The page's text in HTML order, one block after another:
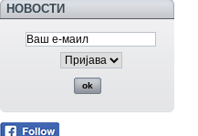
НОВОСТИ